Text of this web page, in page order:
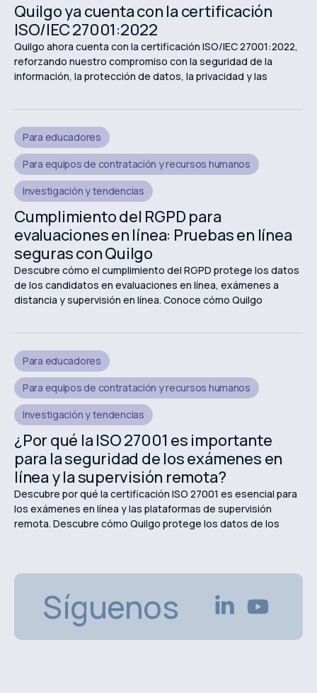
Quilgo ya cuenta con la certificación
ISO/IEC 27001:2022
Quilgo ahora cuenta con la certificación ISO/IEC 27001:2022,
reforzando nuestro compromiso con la seguridad de la
información, la protección de datos, la privacidad y las
Para educadores
Para equipos de contratación y recursos humanos
Investigación y tendencias
Cumplimiento del RGPD para
evaluaciones en línea: Pruebas en línea
seguras con Quilgo
Descubre cómo el cumplimiento del RGPD protege los datos
de los candidatos en evaluaciones en línea, exámenes a
distancia y supervisión en línea. Conoce cómo Quilgo
privacidad.
Para educadores
Para equipos de contratación y recursos humanos
Investigación y tendencias
¿Por qué la ISO 27001 es importante
para la seguridad de los exámenes en
línea y la supervisión remota?
Descubre por qué la certificación ISO 27001 es esencial para
los exámenes en línea y las plataformas de supervisión
remota. Descubre cómo Quilgo protege los datos de los
Síguenos